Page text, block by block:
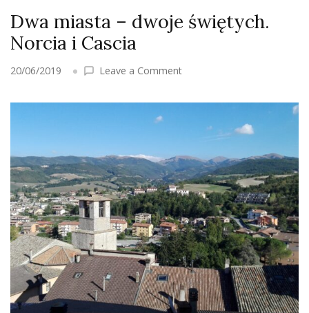
Dwa miasta – dwoje świętych.
Norcia i Cascia
20/06/2019 Leave a Commenton
miasta
dwoje
Norcia
i
Cascia